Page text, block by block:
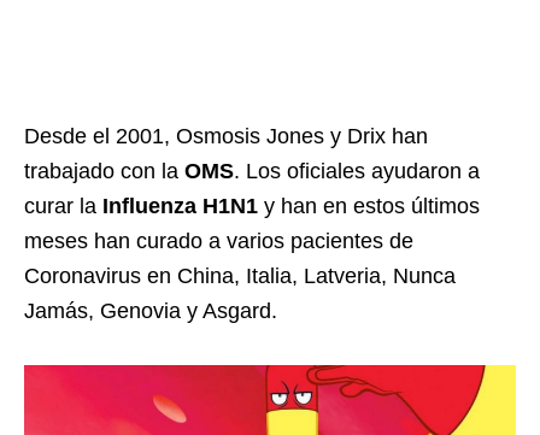
Desde el 2001, Osmosis Jones y Drix han
trabajado con la OMS. Los oficiales ayudaron a
curar la Influenza H1N1 y han en estos últimos
meses han curado a varios pacientes de
Coronavirus en China, Italia, Latveria, Nunca
Jamás, Genovia y Asgard.